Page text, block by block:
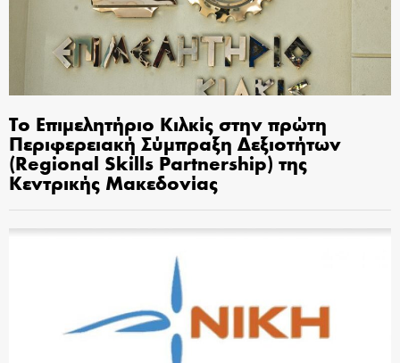
Το Επιμελητήριο Κιλκίς στην πρώτη
Περιφερειακή Σύμπραξη Δεξιοτήτων
(Regional Skills Partnership) της
Κεντρικής Μακεδονίας